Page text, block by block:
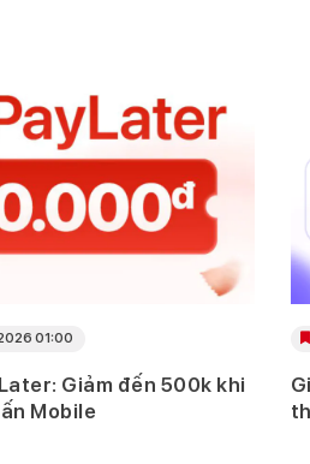
01:00
Giảm đến 500k khi
Mobile